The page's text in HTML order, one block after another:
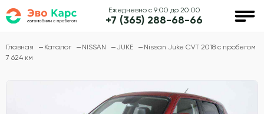
Ежедневно с 9:00 до 20:00
+7 (365) 288-68-66
Главная Каталог NISSAN JUKE
Nissan Juke CVT 2018 с пробегом
7 624 км